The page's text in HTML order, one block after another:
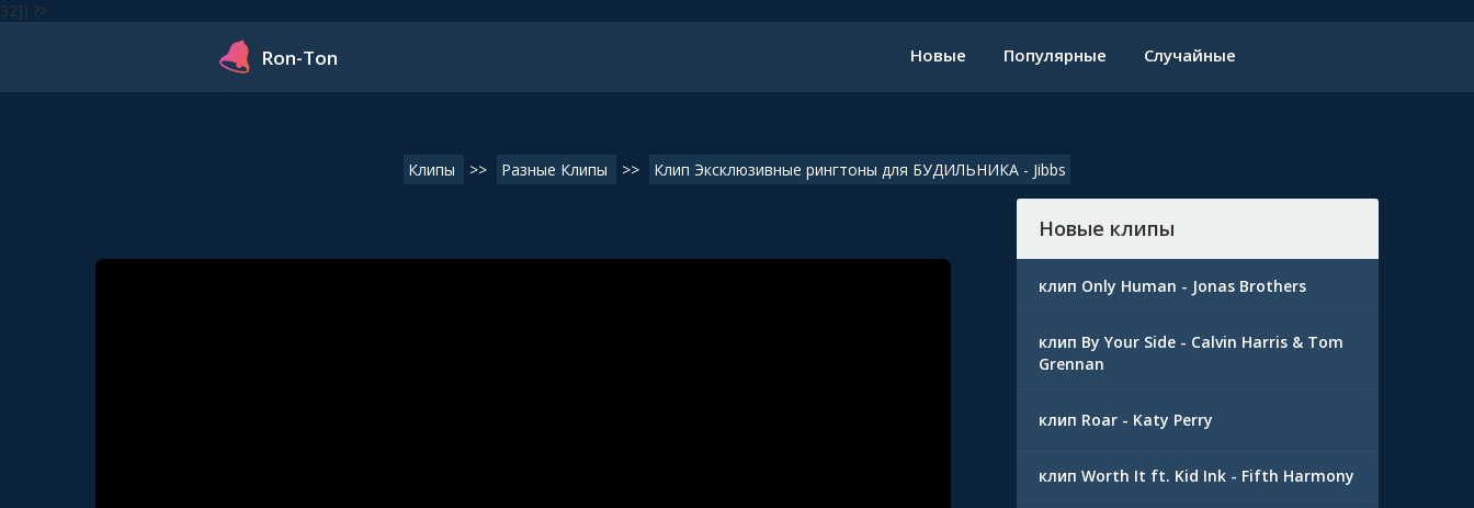
32]) ?>
Ron-Ton Новые Популярные Случайные
Клипы >> Разные Клипы >> Клип Эксклюзивные рингтоны для БУДИЛЬНИКА - Jibbs
Новые клипы
клип Only Human - Jonas Brothers
клип By Your Side - Calvin Harris & Tom
Grennan
клип Roar - Katy Perry
клип Worth It ft. Kid Ink - Fifth Harmony